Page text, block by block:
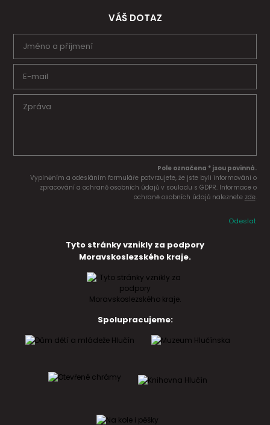
VÁŠ DOTAZ
Pole označena * jsou povinná.
Vyplněním a odesláním formuláře potvrzujete, že jste byli informováni o
zpracování a ochraně osobních údajů v souladu s GDPR. Informace o
ochraně osobních údajů naleznete zde.
Odeslat
Tyto stránky vznikly za podpory
Moravskoslezského kraje.
Spolupracujeme: